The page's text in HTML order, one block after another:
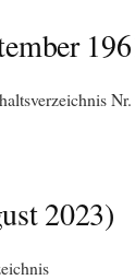
2023)